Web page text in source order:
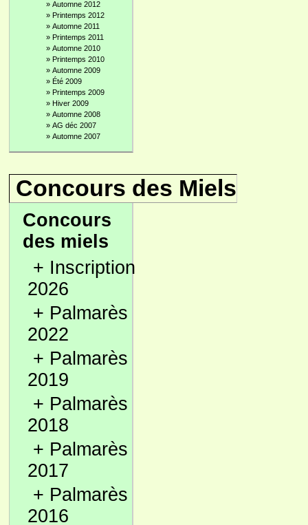
» Automne 2012
» Printemps 2012
» Automne 2011
» Printemps 2011
» Automne 2010
» Printemps 2010
» Automne 2009
» Été 2009
» Printemps 2009
» Hiver 2009
» Automne 2008
» AG déc 2007
» Automne 2007
Concours des Miels
Concours
des miels
+ Inscription
2026
+ Palmarès
2022
+ Palmarès
2019
+ Palmarès
2018
+ Palmarès
2017
+ Palmarès
2016